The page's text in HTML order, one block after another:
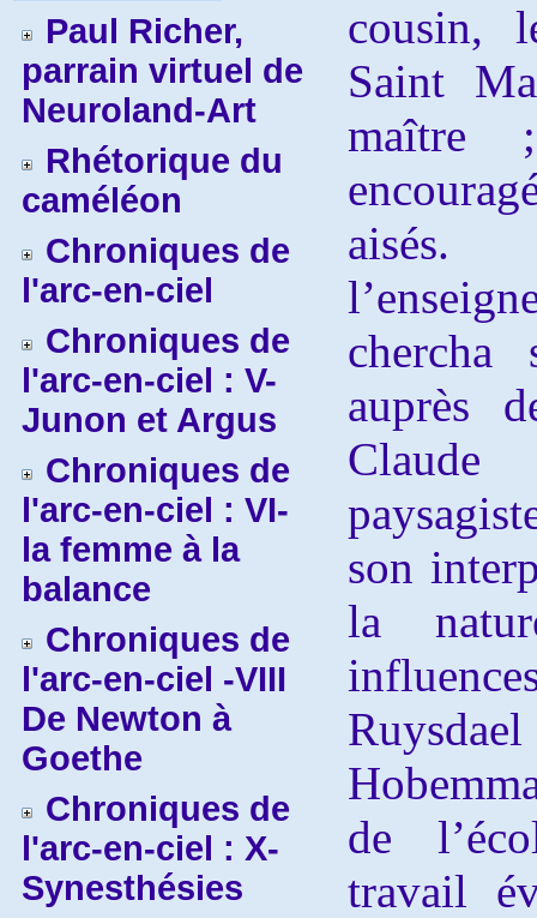
Paul Richer,
parrain virtuel de
Neuroland-Art
Rhétorique du
caméléon
Chroniques de
l'arc-en-ciel
Chroniques de
l'arc-en-ciel : V-
Junon et Argus
Chroniques de
l'arc-en-ciel : VI-
la femme à la
balance
Chroniques de
l'arc-en-ciel -VIII
De Newton à
Goethe
Chroniques de
l'arc-en-ciel : X-
Synesthésies
cousin,
Saint
maître
auprès
son
la
de
travail